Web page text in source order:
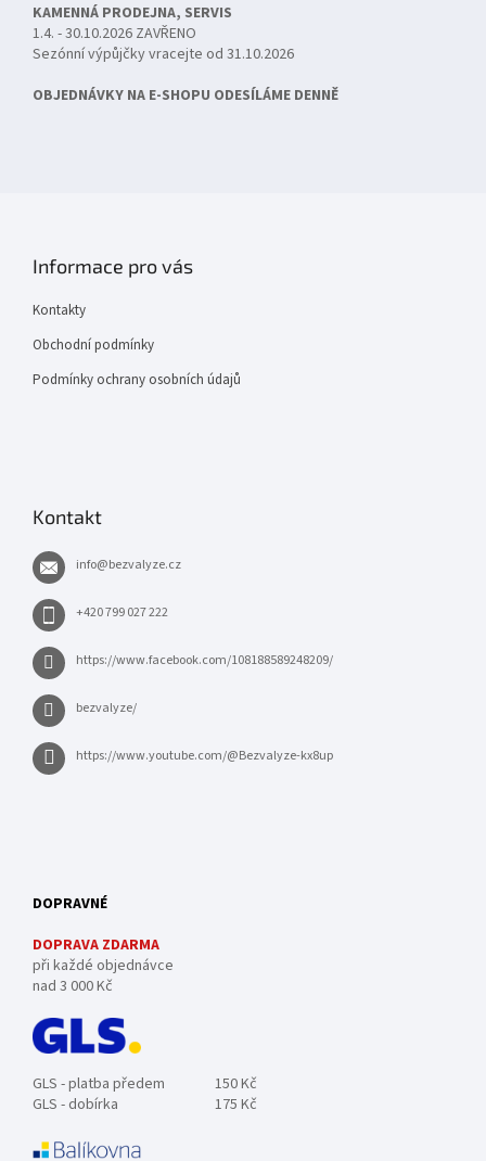
KAMENNÁ PRODEJNA, SERVIS
1.4. - 30.10.2026 ZAVŘENO
Sezónní výpůjčky vracejte od 31.10.2026
OBJEDNÁVKY NA E-SHOPU ODESÍLÁME DENNĚ
Informace pro vás
Kontakty
Obchodní podmínky
Podmínky ochrany osobních údajů
Kontakt
info@bezvalyze.cz
+420 799 027 222
https://www.facebook.com/108188589248209/
bezvalyze/
https://www.youtube.com/@Bezvalyze-kx8up
DOPRAVNÉ
DOPRAVA ZDARMA
při každé objednávce
nad 3 000 Kč
GLS - platba předem
150 Kč
GLS - dobírka
175 Kč